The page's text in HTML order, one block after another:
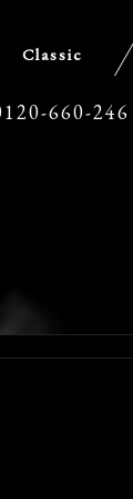
660-246
Classic